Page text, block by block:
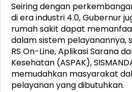
Seiring dengan
di era industri 4.0, Gubernur
rumah sakit dapat
dalam sistem pelayanannya,
RS On-Line, Aplikasi Sarana
Kesehatan (ASPAK),
memudahkan masyarakat
pelayanan yang dibutuhkan.